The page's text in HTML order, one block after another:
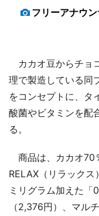
フリーアナウ
カカオ豆からチョ
理で製造している同
をコンセプトに、タ
酸菌やビタミンを配
る。
商品は、カカオ70
RELAX（リラック
ミリグラム加えた「
（2,376円）、マル